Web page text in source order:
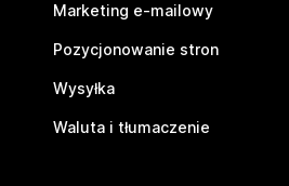
Marketing e-mailowy
Pozycjonowanie stron
Wysyłka
Waluta i tłumaczenie